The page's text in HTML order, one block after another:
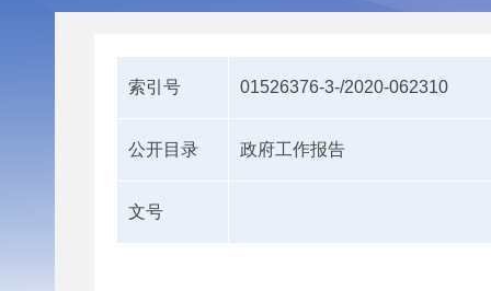
索引号 01526376-3-/2020-062310
公开目录 政府工作报告
文号